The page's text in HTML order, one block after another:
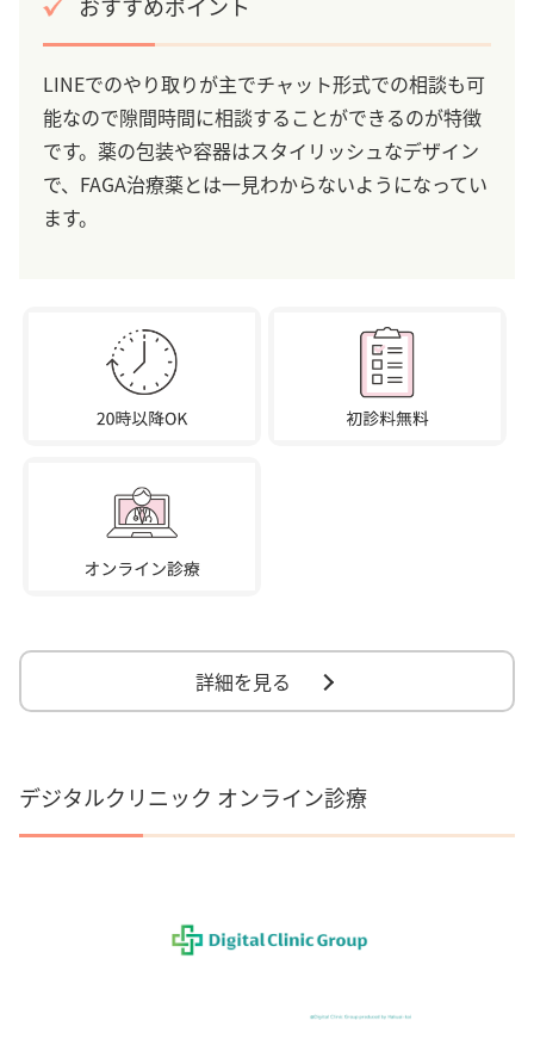
LINEでのやり取りが主でチャット形式での相談も可
能なので隙間時間に相談することができるのが特徴
です。薬の包装や容器はスタイリッシュなデザイン
で、FAGA治療薬とは一見わからないようになってい
ます。
詳細を見る
デジタルクリニック オンライン診療